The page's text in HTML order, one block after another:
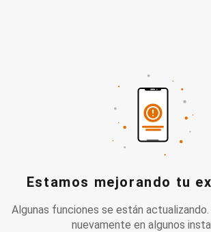
Estamos mejorando tu
Algunas funciones se están
nuevamente en algunos